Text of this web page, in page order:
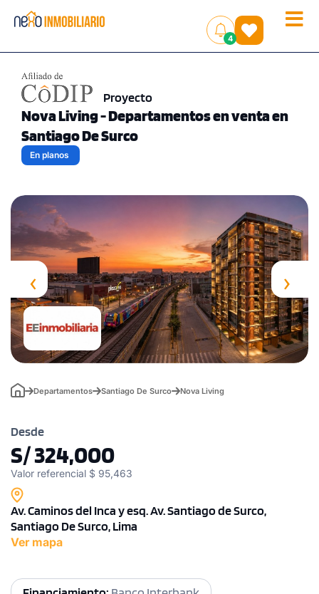
Toggle
4
()
Proyecto
Nova Living - Departamentos en venta en
Santiago De Surco
En planos
‹ ›
Departamentos Santiago De Surco Nova Living
Desde
S/ 324,000
Valor referencial $ 95,463
Av. Caminos del Inca y esq. Av. Santiago de Surco,
Santiago De Surco, Lima
Ver mapa